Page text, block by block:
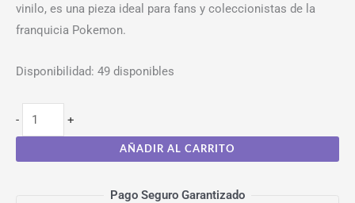
vinilo, es una pieza ideal para fans y coleccionistas de la
franquicia Pokemon.
Disponibilidad: 49 disponibles
- +
AÑADIR AL CARRITO
Pago Seguro Garantizado